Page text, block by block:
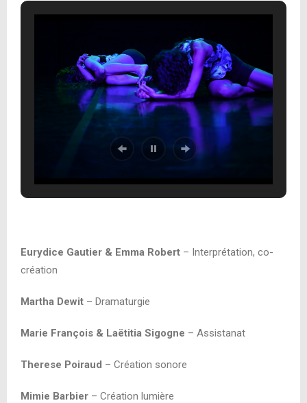
Eurydice Gautier & Emma Robert – Interprétation, co-
création
Martha Dewit – Dramaturgie
Marie François & Laëtitia Sigogne – Assistanat
Therese Poiraud – Création sonore
Mimie Barbier – Création lumière